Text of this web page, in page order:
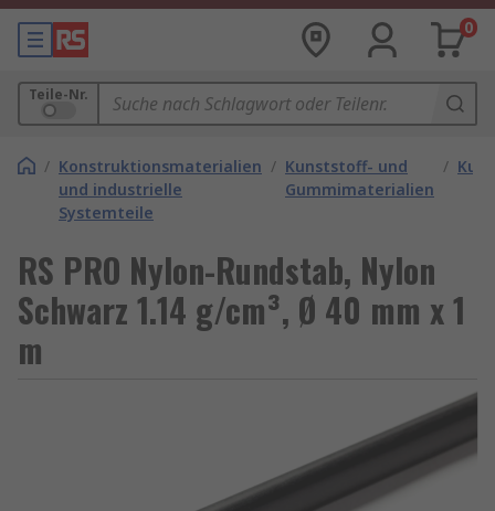
0
Teile-Nr.
/ Konstruktionsmaterialien
und industrielle
Systemteile
/ Kunststoff- und
Gummimaterialien
/
RS PRO Nylon-Rundstab, Nylon
Schwarz 1.14 g/cm³, Ø 40 mm x 1
m